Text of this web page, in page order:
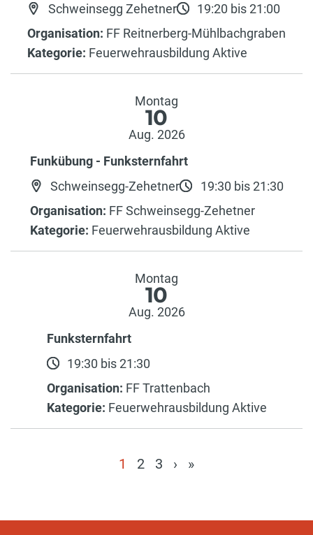
Schweinsegg Zehetner
19:20 bis 21:00
Organisation: FF Reitnerberg-Mühlbachgraben
Kategorie: Feuerwehrausbildung Aktive
Montag
10
Aug. 2026
Funkübung - Funksternfahrt
Schweinsegg-Zehetner
19:30 bis 21:30
Organisation: FF Schweinsegg-Zehetner
Kategorie: Feuerwehrausbildung Aktive
Montag
10
Aug. 2026
Funksternfahrt
19:30 bis 21:30
Organisation: FF Trattenbach
Kategorie: Feuerwehrausbildung Aktive
1 2 3 › »